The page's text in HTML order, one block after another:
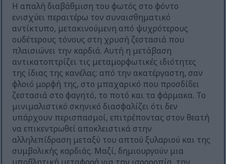
Η απαλή διαβάθμιση του φωτός στο φόντο
ενισχύει περαιτέρω τον συναισθηματικό
αντίκτυπο, μετακινούμενη από ψυχρότερους
ουδέτερους τόνους στη χρυσή ζεστασιά που
πλαισιώνει την καρδιά. Αυτή η μετάβαση
αντικατοπτρίζει τις μεταμορφωτικές ιδιότητες
της ίδιας της κανέλας: από την ακατέργαστη, σαν
φλοιό μορφή της, στο μπαχαρικό που προσδίδει
ζεστασιά στο φαγητό, το ποτό και τα φάρμακα. Το
μινιμαλιστικό σκηνικό διασφαλίζει ότι δεν
υπάρχουν περισπασμοί, επιτρέποντας στον θεατή
να επικεντρωθεί αποκλειστικά στην
αλληλεπίδραση μεταξύ του απτού ξυλαριού και της
συμβολικής καρδιάς. Μαζί, δημιουργούν μια